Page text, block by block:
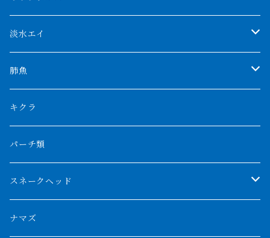
AGUS スーパーレッドF4
特殊アロワナ
厳選 過背金龍
フルゴールデンクロスバック
ブルーベースクロスバック
BILLY-KENオリジナルブランド紅龍
チョッパーレッド
ブルレッド
その他アジアアロワナ
特殊個体
シルバーアロワナ
特殊ダトニオ
ダトニオプラスワン
リアルバンド
フォークバンド
フォーバータイガー
メニーバータイガー
ニューギニアダトニオ
モンスターポリプ
特殊ポリプ
プラチナ個体
ショート個体
ハイブリッドポリプ
エンドリケリー
ギニア
ナイジェリア
ナイルビチャー
ナポレオンビチャー
ビキールビキール
淡水エイ
シナガワダイヤ
ダイヤモンドポルカ
クロコダイル
その他淡水エイ
肺魚
ネオケラ
その他肺魚
キクラ
パーチ類
スネークヘッド
チャンナバルカ
ナマズ